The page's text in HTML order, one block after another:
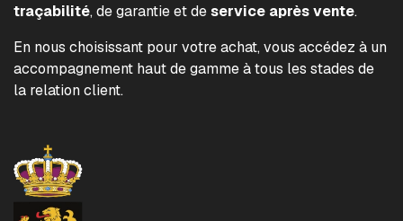
traçabilité, de garantie et deservice après vente.
En nous choisissant pour votre achat, vous accédez à un
accompagnement haut de gamme à tous les stades de
la relation client.